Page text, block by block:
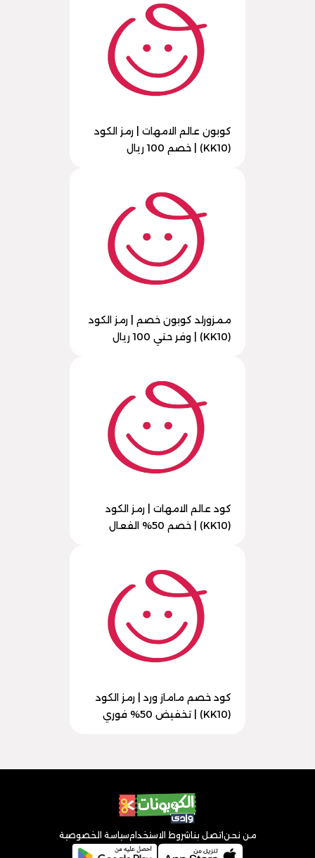
كوبون عالم الامهات | رمز الكود
(KK10) | خصم 100 ريال
ممزورلد كوبون خصم | رمز الكود
(KK10) | وفر حتي 100 ريال
كود عالم الامهات | رمز الكود
(KK10) | خصم 50% الفعال
كود خصم ماماز ورد | رمز الكود
(KK10) | تخفيض 50% فوري
من نحن اتصل بنا شروط الاستخدامسياسة الخصوصية